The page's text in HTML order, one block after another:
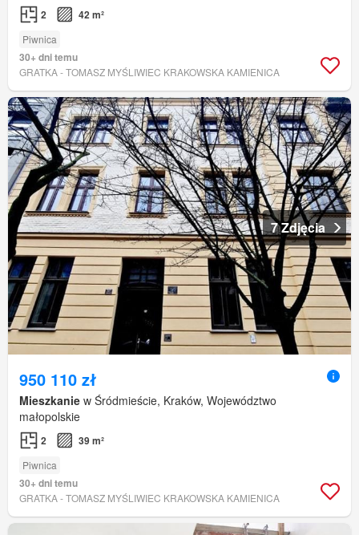
2 42 m²
Piwnica
30+ dni temu
GRATKA - TOMASZ MYŚLIWIEC KRAKOWSKA KAMIENICA
7 Zdjęcia
950 110 zł
Mieszkanie w Śródmieście, Kraków, Województwo
małopolskie
2 39 m²
Piwnica
30+ dni temu
GRATKA - TOMASZ MYŚLIWIEC KRAKOWSKA KAMIENICA